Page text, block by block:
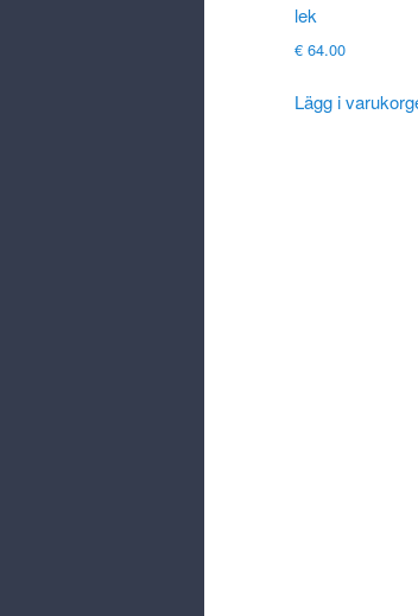
lek
€ 64.00
Lägg i